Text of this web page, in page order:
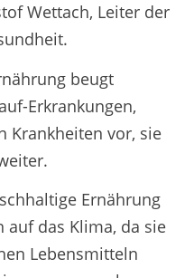
Wettach, Leiter der
beugt
Erkrankungen,
Krankheiten vor, sie
Ernährung
auf das Klima, da sie
Lebensmitteln